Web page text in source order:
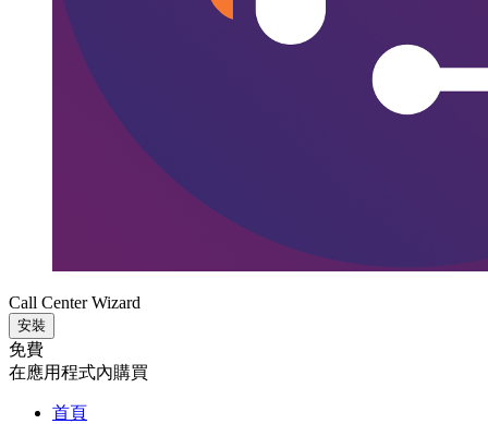
Call Center Wizard
安裝
免費
在應用程式內購買
首頁